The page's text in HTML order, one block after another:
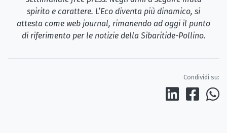
spirito e carattere. L’Eco diventa più dinamico, si
attesta come web journal, rimanendo ad oggi il punto
di riferimento per le notizie della Sibaritide-Pollino.
Condividi su: